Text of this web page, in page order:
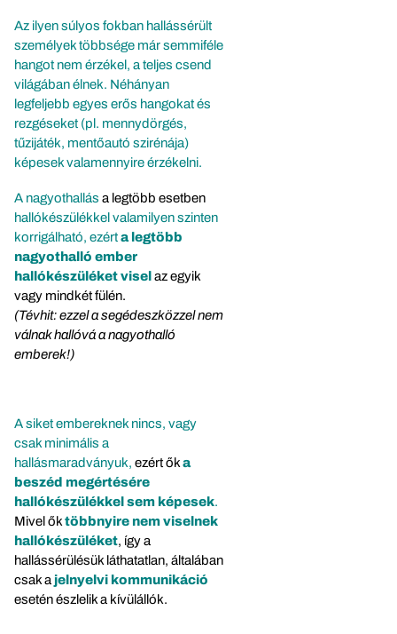
Az ilyen súlyos fokban hallássérült
személyek többsége már semmiféle
hangot nem érzékel, a teljes csend
világában élnek. Néhányan
legfeljebb egyes erős hangokat és
rezgéseket (pl. mennydörgés,
tűzijáték, mentőautó szirénája)
képesek valamennyire érzékelni.
A nagyothallás a legtöbb esetben
hallókészülékkel valamilyen szinten
korrigálható, ezérta legtöbb
nagyothalló ember
hallókészüléket visel az egyik
vagy mindkét fülén.
(Tévhit: ezzel a segédeszközzel nem
válnak hallóvá a nagyothalló
emberek!)
A siket embereknek nincs, vagy
csak minimális a
hallásmaradványuk, ezért őka
beszéd megértésére
hallókészülékkel sem képesek.
Mivel őktöbbnyire nem viselnek
hallókészüléket, így a
hallássérülésük láthatatlan, általában
csak a jelnyelvi kommunikáció
esetén észlelik a kívülállók.